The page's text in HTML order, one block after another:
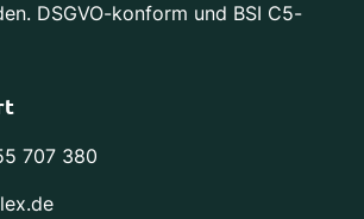
DSGVO-konform und BSI C5-
707 380